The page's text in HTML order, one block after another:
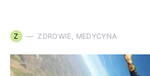
Z ZDROWIE, MEDYCYNA